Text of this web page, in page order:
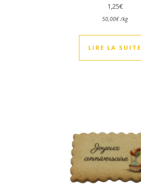
1,25€
50,00€ /kg
LIRE LA SUITE